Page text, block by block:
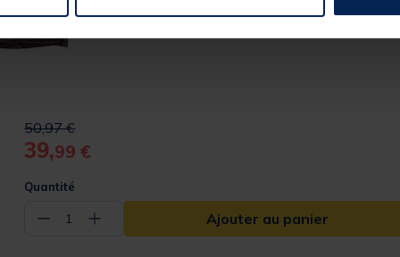
Price reduced from
50,97 €to
39,99 €
Quantité
− 1 + Ajouter au panier